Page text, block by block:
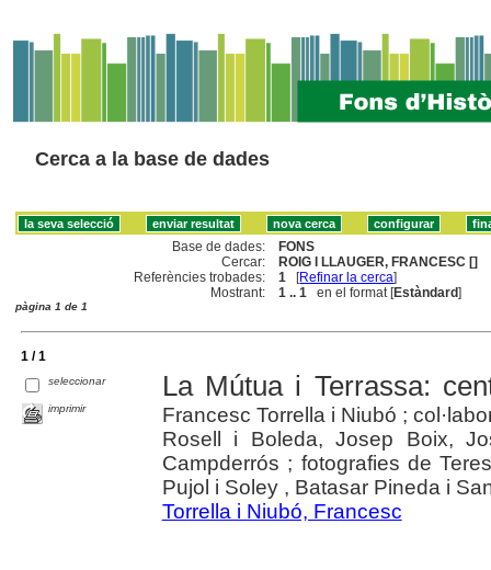
Cerca a la base de dades
Base de dades:
FONS
Cercar:
ROIG I LLAUGER, FRANCESC []
Referències trobades:
1 [Refinar la cerca]
Mostrant:
1 .. 1 en el format [Estàndard]
pàgina 1 de 1
1 / 1
seleccionar
imprimir
La Mútua i Terrassa:
Francesc Torrella i Niubó ;
Rosell i Boleda, Josep Boix,
Campderrós ; fotografies de
Pujol i Soley , Batasar Pineda i
Torrella i Niubó, Francesc